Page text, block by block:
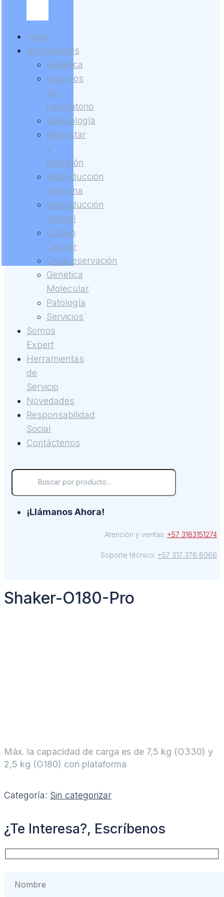
Inicio
Aplicaciones
Genética
Insumos
de
Laboratorio
Ginecología
Bienestar
y
Nutrición
Reproducción
Humana
Reproducción
Animal
Cultivo
Celular
Criopreservación
Genética
Molecular
Patología
Servicios
Somos
Expert
Herramientas
de
Servicio
Novedades
Responsabilidad
Social
Contáctenos
¡Llámanos Ahora!
Atención y ventas: +57 3183151274
Soporte técnico: +57 317 376 8066
Shaker-O180-Pro
Máx. la capacidad de carga es de 7,5 kg (O330) y
2,5 kg (O180) con plataforma
Categoría: Sin categorizar
¿Te Interesa?, Escríbenos